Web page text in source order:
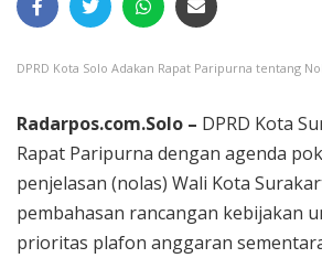
DPRD Kota Solo Adakan Rapat Paripurna tentang
Radarpos.com.Solo – DPRD Kota
Rapat Paripurna dengan agenda
penjelasan (nolas) Wali Kota
pembahasan rancangan kebijakan
prioritas plafon anggaran sementara